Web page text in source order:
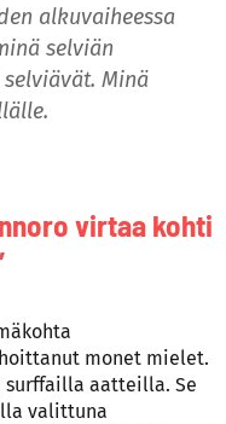
alkuvaiheessa
selviän
Minä
virtaa kohti
monet mielet.
surffailla aatteilla. Se
valittuna